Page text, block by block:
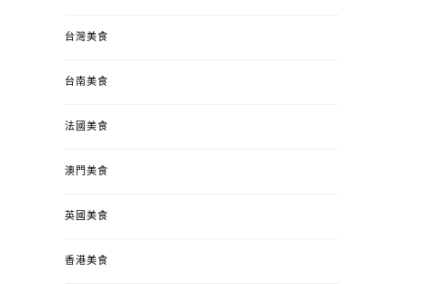
台灣美食
台南美食
法國美食
澳門美食
英國美食
香港美食